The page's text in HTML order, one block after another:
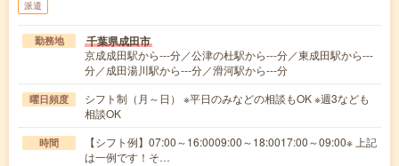
派遣
勤務地 千葉県成田市
京成成田駅から---分／公津の杜駅から---分／東成田駅から---
分／成田湯川駅から---分／滑河駅から---分
曜日頻度
シフト制（月～日） ※平日のみなどの相談もOK ※週3なども
相談OK
時間
【シフト例】07:00～16:0009:00～18:0017:00～09:00※ 上記
は一例です！そ…